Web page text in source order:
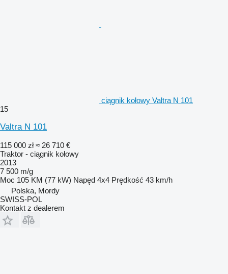
ciągnik kołowy Valtra N 101
15
Valtra N 101
115 000 zł ≈ 26 710 €
Traktor - ciągnik kołowy
2013
7 500 m/g
Moc 105 KM (77 kW) Napęd 4x4 Prędkość 43 km/h
Polska, Mordy
SWISS-POL
Kontakt z dealerem